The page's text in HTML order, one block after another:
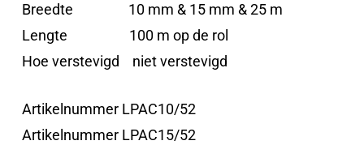
Breedte 10 mm & 15 mm & 25 m
Lengte 100 m op de rol
Hoe verstevigd niet verstevigd
Artikelnummer LPAC10/52
Artikelnummer LPAC15/52